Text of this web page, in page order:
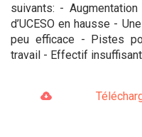
suivants: -
d’UCESO en hausse -
peu efficace - Pistes
travail - Effectif